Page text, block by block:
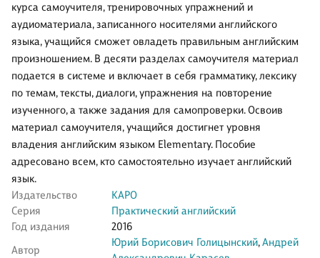
курса самоучителя, тренировочных упражнений и
аудиоматериала, записанного носителями английского
языка, учащийся сможет овладеть правильным английским
произношением. В десяти разделах самоучителя материал
подается в системе и включает в себя грамматику, лексику
по темам, тексты, диалоги, упражнения на повторение
изученного, а также задания для самопроверки. Освоив
материал самоучителя, учащийся достигнет уровня
владения английским языком Elementary. Пособие
адресовано всем, кто самостоятельно изучает английский
язык.
Издательство
КАРО
Серия
Практический английский
Год издания
2016
Автор
Юрий Борисович Голицынский,Андрей